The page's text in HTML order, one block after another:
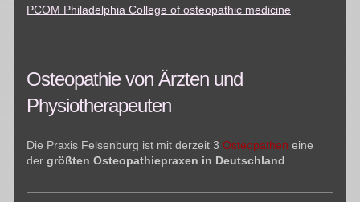
PCOM Philadelphia College of osteopathic medicine
Osteopathie von Ärzten und
Physiotherapeuten
Die Praxis Felsenburg ist mit derzeit 3 Osteopathen eine
der größten Osteopathiepraxen in Deutschland